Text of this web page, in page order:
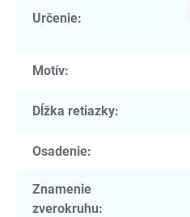
Určenie:
Motív:
Dĺžka retiazky:
Osadenie:
Znamenie
zverokruhu: